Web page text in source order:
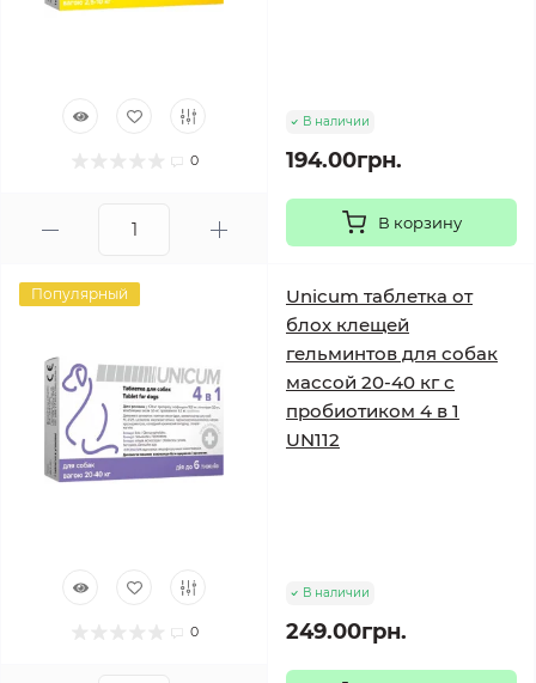
0
В наличии
194.00грн.
В корзину
Популярный
0
Unicum таблетка от
блох клещей
гельминтов для собак
массой 20-40 кг с
пробиотиком 4 в 1
UN112
В наличии
249.00грн.